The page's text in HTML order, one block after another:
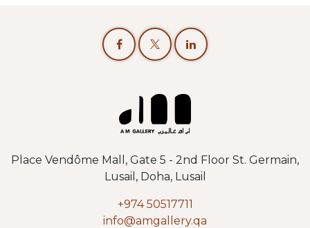
Place Vendôme Mall, Gate 5 - 2nd Floor St. Germain,
Lusail, Doha, Lusail
+974 50517711
info@amgallery.qa